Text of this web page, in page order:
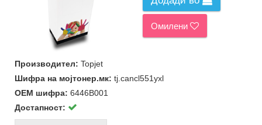
Омилени
Производител: Topjet
Шифра на мојтонер.мк: tj.cancl551yxl
ОЕМ шифра: 6446B001
Достапност: